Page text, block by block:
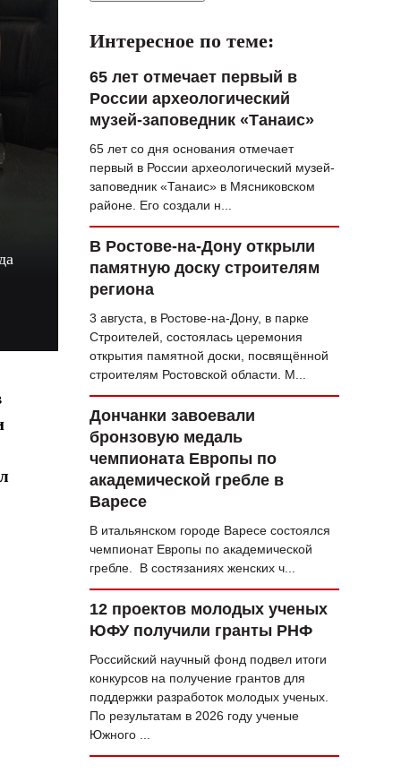
ТАМ И ТУТ
СТИЛЬ ЖИЗНИ
ЧЕЛОВЕК ОСОБЕННЫЙ
ЖУРНАЛ
Интересное по теме:
65 лет отмечает первый в
России археологический
музей-заповедник «Танаис»
65 лет со дня основания отмечает
первый в России археологический музей-
заповедник «Танаис» в Мясниковском
районе. Его создали н...
В Ростове-на-Дону открыли
памятную доску строителям
региона
3 августа, в Ростове-на-Дону, в парке
Строителей, состоялась церемония
открытия памятной доски, посвящённой
строителям Ростовской области. М...
Дончанки завоевали
бронзовую медаль
чемпионата Европы по
академической гребле в
Варесе
В итальянском городе Варесе состоялся
чемпионат Европы по академической
гребле. В состязаниях женских ч...
12 проектов молодых ученых
ЮФУ получили гранты РНФ
Российский научный фонд подвел итоги
конкурсов на получение грантов для
поддержки разработок молодых ученых.
По результатам в 2026 году ученые
Южного ...